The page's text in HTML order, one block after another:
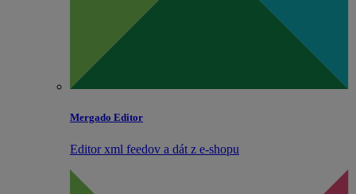
Mergado Editor
Editor xml feedov a dát z e‑shopu